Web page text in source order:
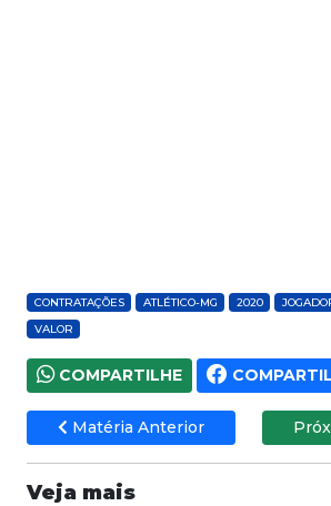
CONTRATAÇÕES ATLÉTICO-MG 2020
VALOR
COMPARTILHE
Matéria Anterior
Veja mais